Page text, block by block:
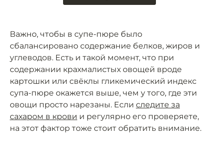
Важно, чтобы в супе-пюре было
сбалансировано содержание белков, жиров и
углеводов. Есть и такой момент, что при
содержании крахмалистых овощей вроде
картошки или свёклы гликемический индекс
супа-пюре окажется выше, чем у того, где эти
овощи просто нарезаны. Если следите за
сахаром в крови и регулярно его проверяете,
на этот фактор тоже стоит обратить внимание.